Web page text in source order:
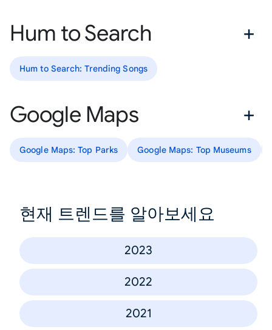
Hum to Search
Hum to Search: Trending Songs
Google Maps
Google Maps: Top Parks Google Maps: Top Museums
현재 트렌드를 알아보세요
2023
2022
2021